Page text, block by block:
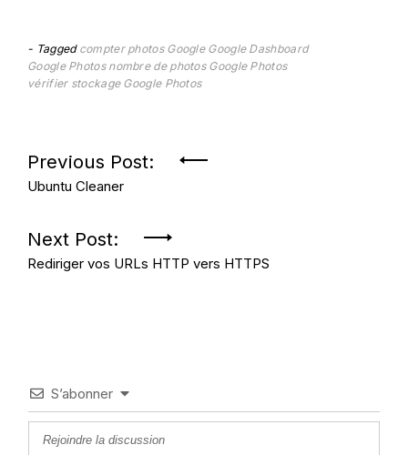
Tagged compter photos Google Google Dashboard
Google Photos nombre de photos Google Photos
vérifier stockage Google Photos
Navigation
de
l’article
Previous Post:
Ubuntu Cleaner
Next Post:
Rediriger vos URLs HTTP vers HTTPS
S’abonner